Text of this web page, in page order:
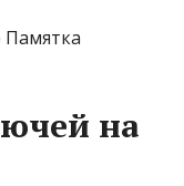
Памятка
на